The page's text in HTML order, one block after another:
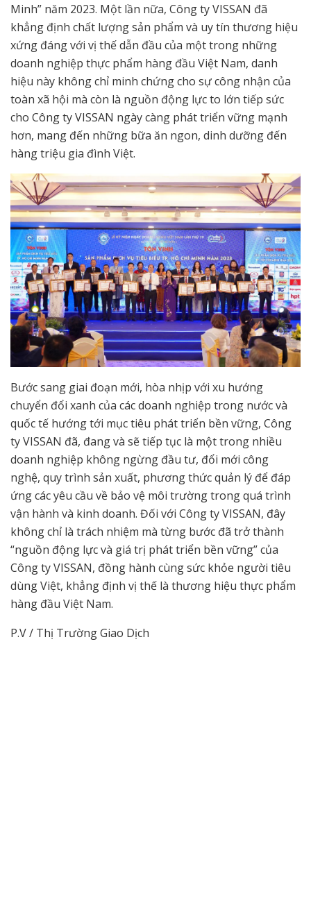
Minh” năm 2023. Một lần nữa, Công ty VISSAN đã
khẳng định chất lượng sản phẩm và uy tín thương hiệu
xứng đáng với vị thế dẫn đầu của một trong những
doanh nghiệp thực phẩm hàng đầu Việt Nam, danh
hiệu này không chỉ minh chứng cho sự công nhận của
toàn xã hội mà còn là nguồn động lực to lớn tiếp sức
cho Công ty VISSAN ngày càng phát triển vững mạnh
hơn, mang đến những bữa ăn ngon, dinh dưỡng đến
hàng triệu gia đình Việt.
Bước sang giai đoạn mới, hòa nhịp với xu hướng
chuyển đổi xanh của các doanh nghiệp trong nước và
quốc tế hướng tới mục tiêu phát triển bền vững, Công
ty VISSAN đã, đang và sẽ tiếp tục là một trong nhiều
doanh nghiệp không ngừng đầu tư, đổi mới công
nghệ, quy trình sản xuất, phương thức quản lý để đáp
ứng các yêu cầu về bảo vệ môi trường trong quá trình
vận hành và kinh doanh. Đối với Công ty VISSAN, đây
không chỉ là trách nhiệm mà từng bước đã trở thành
“nguồn động lực và giá trị phát triển bền vững” của
Công ty VISSAN, đồng hành cùng sức khỏe người tiêu
dùng Việt, khẳng định vị thế là thương hiệu thực phẩm
hàng đầu Việt Nam.
P.V / Thị Trường Giao Dịch